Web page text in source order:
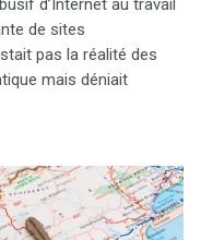
d’Internet au travail
de sites
pas la réalité des
mais déniait